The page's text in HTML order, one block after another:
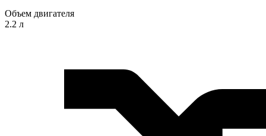
Объем двигателя
2.2 л